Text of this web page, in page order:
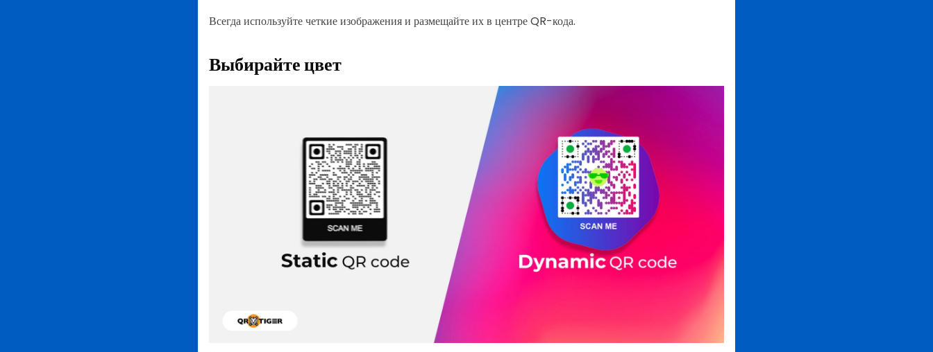
Всегда используйте четкие изображения и размещайте их в центре QR-кода.
Выбирайте цвет